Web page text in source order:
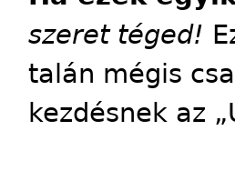
szeret téged!
talán mégis
kezdésnek az